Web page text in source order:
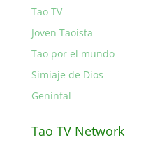
Tao TV
Joven Taoista
Tao por el mundo
Simiaje de Dios
Genínfal
Tao TV Network